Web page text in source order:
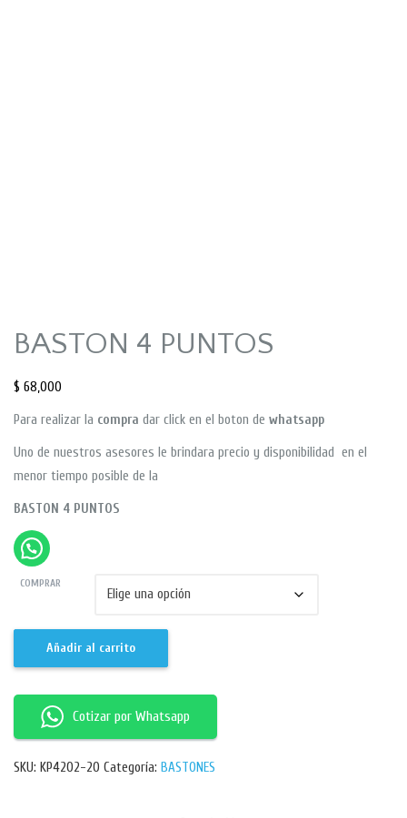
BASTON 4 PUNTOS
$ 68,000
Para realizar la compra dar click en el boton de whatsapp
Uno de nuestros asesores le brindara precio y disponibilidad en el
menor tiempo posible de la
BASTON 4 PUNTOS
COMPRAR
Añadir al carrito
Cotizar por Whatsapp
SKU: KP4202-20 Categoría: BASTONES